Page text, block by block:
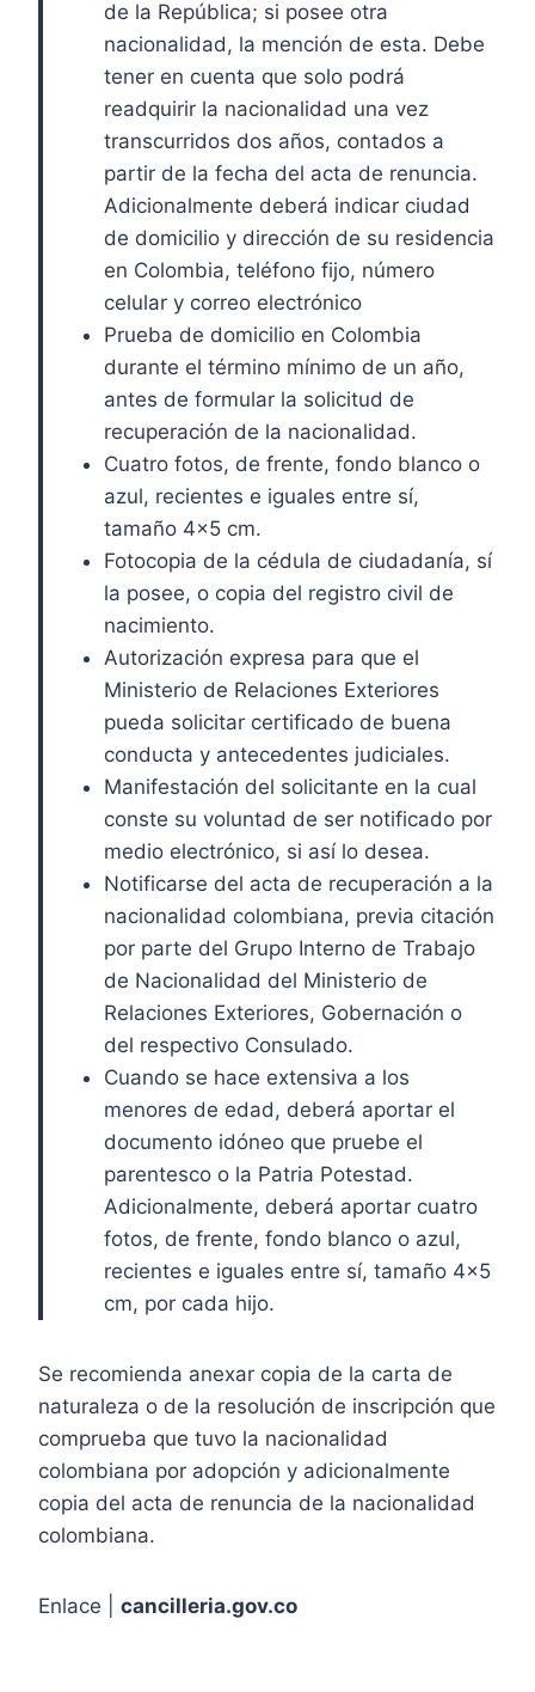
de la República; si posee otra
nacionalidad, la mención de esta. Debe
tener en cuenta que solo podrá
readquirir la nacionalidad una vez
transcurridos dos años, contados a
partir de la fecha del acta de renuncia.
Adicionalmente deberá indicar ciudad
de domicilio y dirección de su residencia
en Colombia, teléfono fijo, número
celular y correo electrónico
Prueba de domicilio en Colombia
durante el término mínimo de un año,
antes de formular la solicitud de
recuperación de la nacionalidad.
Cuatro fotos, de frente, fondo blanco o
azul, recientes e iguales entre sí,
tamaño 4×5 cm.
Fotocopia de la cédula de ciudadanía, sí
la posee, o copia del registro civil de
nacimiento.
Autorización expresa para que el
Ministerio de Relaciones Exteriores
pueda solicitar certificado de buena
conducta y antecedentes judiciales.
Manifestación del solicitante en la cual
conste su voluntad de ser notificado por
medio electrónico, si así lo desea.
Notificarse del acta de recuperación a la
nacionalidad colombiana, previa citación
por parte del Grupo Interno de Trabajo
de Nacionalidad del Ministerio de
Relaciones Exteriores, Gobernación o
del respectivo Consulado.
Cuando se hace extensiva a los
menores de edad, deberá aportar el
documento idóneo que pruebe el
parentesco o la Patria Potestad.
Adicionalmente, deberá aportar cuatro
fotos, de frente, fondo blanco o azul,
recientes e iguales entre sí, tamaño 4×5
cm, por cada hijo.
Se recomienda anexar copia de la carta de
naturaleza o de la resolución de inscripción que
comprueba que tuvo la nacionalidad
colombiana por adopción y adicionalmente
copia del acta de renuncia de la nacionalidad
colombiana.
Enlace | cancilleria.gov.co